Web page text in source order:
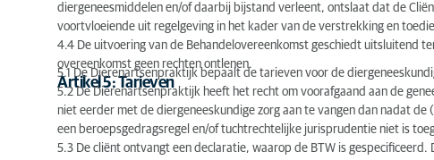
diergeneesmiddelen en/of daarbij bijstand verleent, ontslaat dat de
voortvloeiende uit regelgeving in het kader van de verstrekking en
4.4 De uitvoering van de Behandelovereenkomst geschiedt uitsluitend
overeenkomst geen rechten ontlenen.
Artikel 5: Tarieven
5.1 De Dierenartsenpraktijk bepaalt de tarieven voor de
5.2 De Dierenartsenpraktijk heeft het recht om voorafgaand aan de
niet eerder met de diergeneeskundige zorg aan te vangen dan nadat
een beroepsgedragsregel en/of tuchtrechtelijke jurisprudentie niet is
5.3 De cliënt ontvangt een declaratie, waarop de BTW is